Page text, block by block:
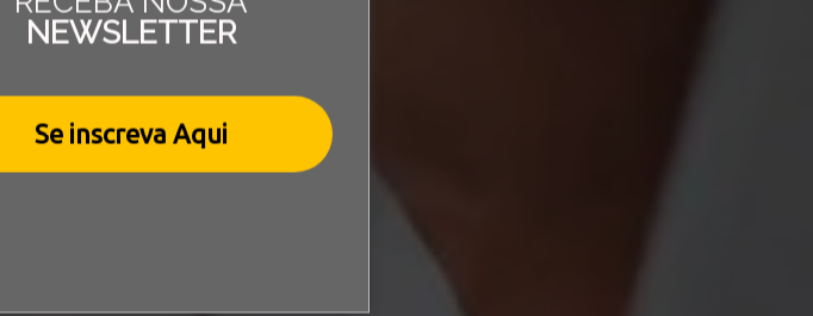
NEWSLETTER
Se inscreva Aqui